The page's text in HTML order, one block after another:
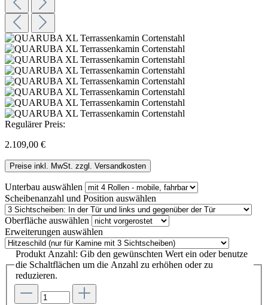
Regulärer Preis:
2.109,00 €
Preise inkl. MwSt. zzgl. Versandkosten
Unterbau auswählen
Scheibenanzahl und Position auswählen
Oberfläche auswählen
Erweiterungen auswählen
Produkt Anzahl: Gib den gewünschten Wert ein oder benutze
die Schaltflächen um die Anzahl zu erhöhen oder zu
reduzieren.